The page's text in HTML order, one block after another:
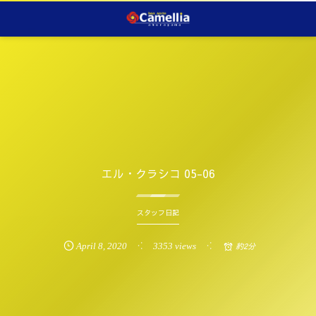
エル・クラシコ 05-06
スタッフ日記
April 8,2020 3353 views 約2分